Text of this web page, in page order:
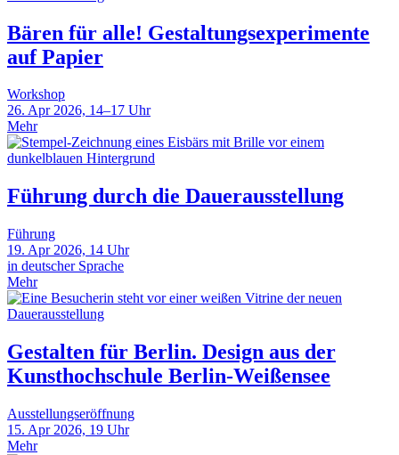
Bären für alle! Gestaltungsexperimente
auf Papier
Workshop
26. Apr 2026, 14–17 Uhr
Mehr
Führung durch die Dauerausstellung
Führung
19. Apr 2026, 14 Uhr
in deutscher Sprache
Mehr
Gestalten für Berlin. Design aus der
Kunsthochschule Berlin-Weißensee
Ausstellungseröffnung
15. Apr 2026, 19 Uhr
Mehr